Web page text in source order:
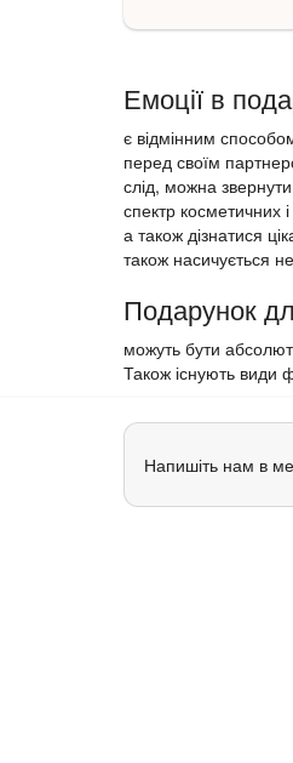
Емоції в
є відмінним
перед своїм
слід, можна
спектр косметичних
а також дізнатися
також насичується
Подарунок
можуть бути
Також існують види
Напишіть нам в